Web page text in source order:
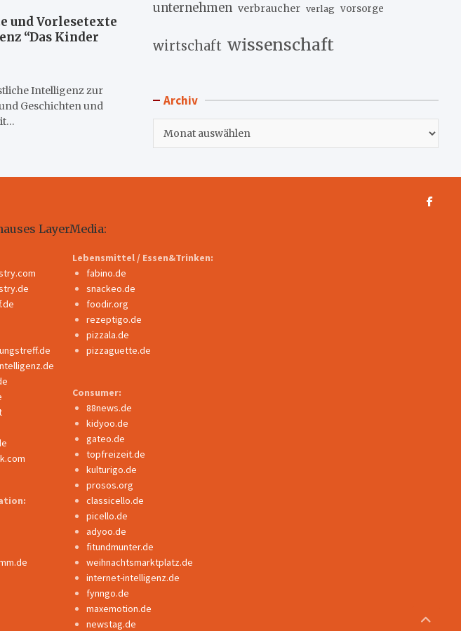
und Vorlesetexte
“Das Kinder
Intelligenz zur
Geschichten und
unternehmen verbraucher verlag vorsorge
wirtschaft wissenschaft
Archiv
LayerMedia:
Lebensmittel / Essen&Trinken:
fabino.de
snackeo.de
foodir.org
rezeptigo.de
pizzala.de
pizzaguette.de
Consumer:
88news.de
kidyoo.de
gateo.de
topfreizeit.de
kulturigo.de
prosos.org
classicello.de
picello.de
adyoo.de
fitundmunter.de
weihnachtsmarktplatz.de
internet-intelligenz.de
fynngo.de
maxemotion.de
newstag.de